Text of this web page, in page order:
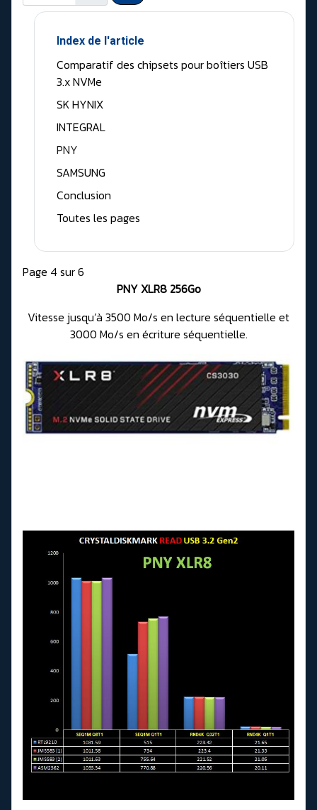
Index de l'article
Comparatif des chipsets pour boîtiers USB
3.x NVMe
SK HYNIX
INTEGRAL
PNY
SAMSUNG
Conclusion
Toutes les pages
Page 4 sur 6
PNY XLR8 256Go
Vitesse jusqu’à 3500 Mo/s en lecture séquentielle et
3000 Mo/s en écriture séquentielle.